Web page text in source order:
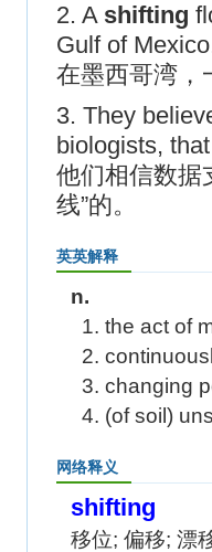
2. A shifting
Gulf of
在墨西哥湾，
3. They
biologists,
他们相信数据
线”的。
英英解释
n.
1. the act of
2.
3. changing
4. (of soil)
网络释义
shifting
移位; 偏移; 漂